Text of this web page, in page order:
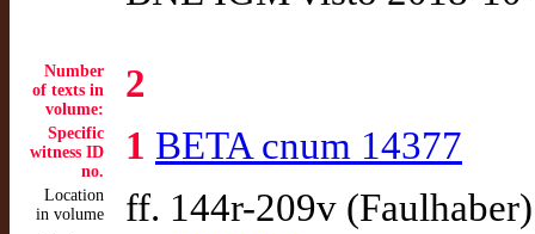
Number
of texts in
volume:
2
Specific
witness ID
no.
1 BETA cnum 14377
Location
in volume
ff. 144r-209v (Faulhaber)